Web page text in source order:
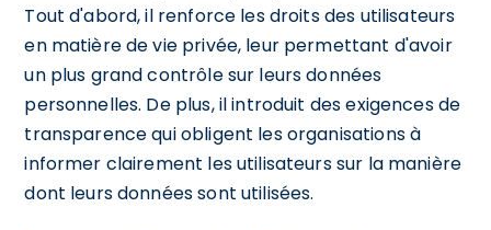
Tout d'abord, il renforce les droits des utilisateurs
en matière de vie privée, leur permettant d'avoir
un plus grand contrôle sur leurs données
personnelles. De plus, il introduit des exigences de
transparence qui obligent les organisations à
informer clairement les utilisateurs sur la manière
dont leurs données sont utilisées.